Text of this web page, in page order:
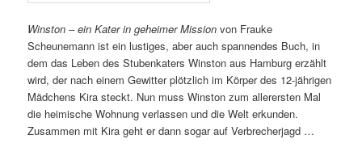
Winston – ein Kater in geheimer Mission von Frauke
Scheunemann ist ein lustiges, aber auch spannendes Buch, in
dem das Leben des Stubenkaters Winston aus Hamburg erzählt
wird, der nach einem Gewitter plötzlich im Körper des 12-jährigen
Mädchens Kira steckt. Nun muss Winston zum allerersten Mal
die heimische Wohnung verlassen und die Welt erkunden.
Zusammen mit Kira geht er dann sogar auf Verbrecherjagd …